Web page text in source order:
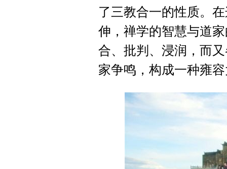
了三教合一的性质。
伸，禅学的智慧与道
合、批判、浸润，而
家争鸣，构成一种雍